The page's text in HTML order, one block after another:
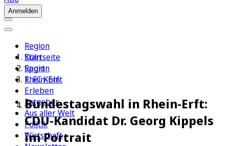
Anmelden
Region
Köln
Sport
1. FC Köln
Erleben
Ratgeber
Aus aller Welt
Politik
Wirtschaft
Startseite
Region
Rhein-Erft
Bundestagswahl in Rhein-Erft:
CDU-Kandidat Dr. Georg Kippels
im Portrait